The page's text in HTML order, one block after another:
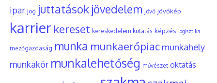
ipar jog juttatások jövedelem jövő jövőkép
karrier kereset kereskedelem kutatás képzés logisztika
mezőgazdaság munka munkaerőpiac munkahely
munkakör munkalehetőség művészet oktatás